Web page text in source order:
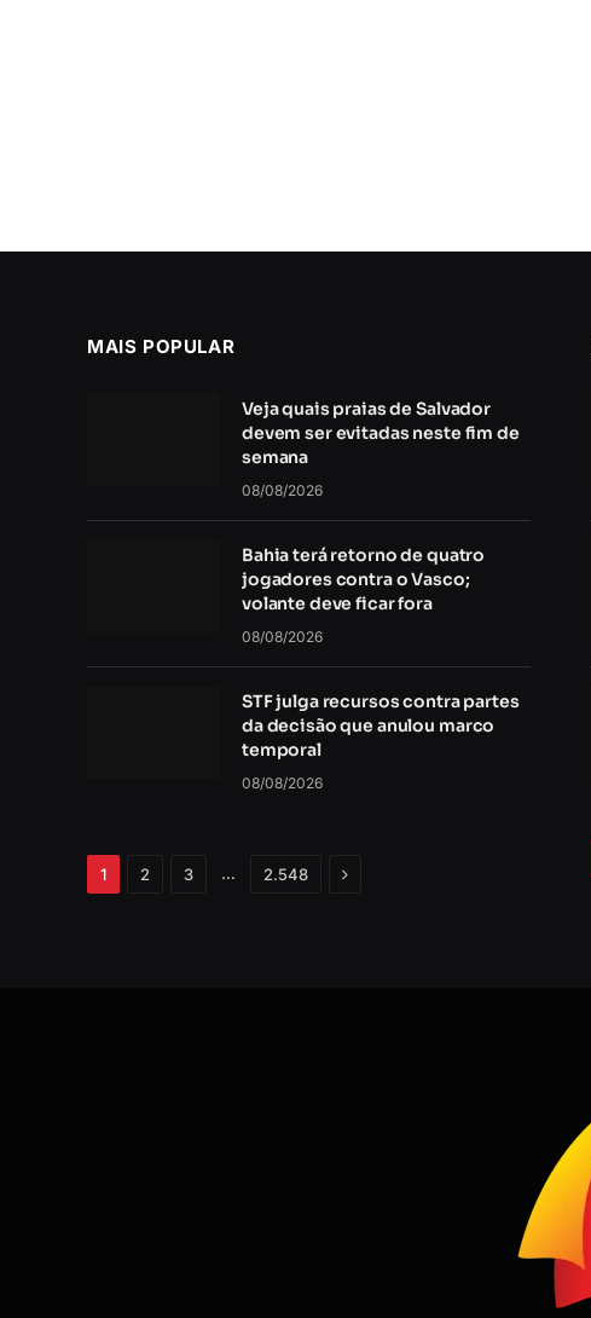
MAIS POPULAR
Veja quais praias de Salvador
devem ser evitadas neste fim de
semana
08/08/2026
Bahia terá retorno de quatro
jogadores contra o Vasco;
volante deve ficar fora
08/08/2026
STF julga recursos contra partes
da decisão que anulou marco
temporal
08/08/2026
1 2 3 … 2.548 Próximo